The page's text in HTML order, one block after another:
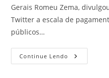
Gerais Romeu Zema,
Twitter a escala de
públicos…
Continue Lendo